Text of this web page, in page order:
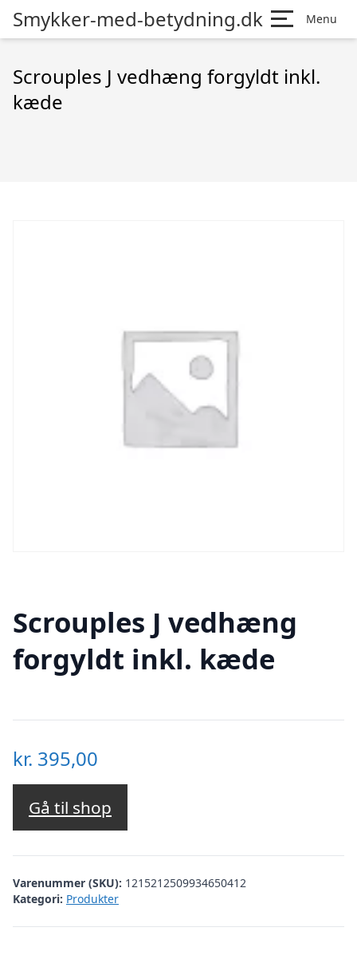
Smykker-med-betydning.dk Menu
Scrouples J vedhæng forgyldt inkl.
kæde
Scrouples J vedhæng
forgyldt inkl. kæde
kr. 395,00
Gå til shop
Varenummer (SKU): 1215212509934650412
Kategori: Produkter